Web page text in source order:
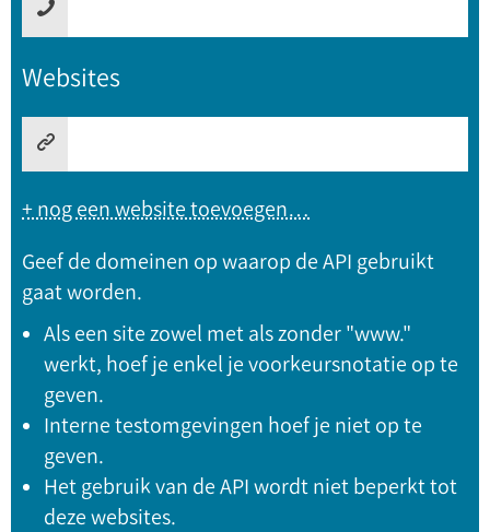
Websites
+ nog een website toevoegen…
Geef de domeinen op waarop de API gebruikt
gaat worden.
Als een site zowel met als zonder "www."
werkt, hoef je enkel je voorkeursnotatie op te
geven.
Interne testomgevingen hoef je niet op te
geven.
Het gebruik van de API wordt niet beperkt tot
deze websites.